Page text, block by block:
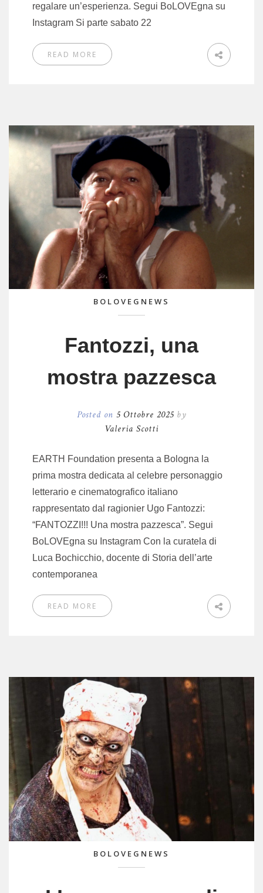
regalare un’esperienza. Segui BoLOVEgna su
Instagram Si parte sabato 22
READ MORE
BOLOVEGNEWS
Fantozzi, una
mostra pazzesca
Posted on 5 Ottobre 2025 by
Valeria Scotti
EARTH Foundation presenta a Bologna la
prima mostra dedicata al celebre personaggio
letterario e cinematografico italiano
rappresentato dal ragionier Ugo Fantozzi:
“FANTOZZI!!! Una mostra pazzesca”. Segui
BoLOVEgna su Instagram Con la curatela di
Luca Bochicchio, docente di Storia dell’arte
contemporanea
READ MORE
BOLOVEGNEWS